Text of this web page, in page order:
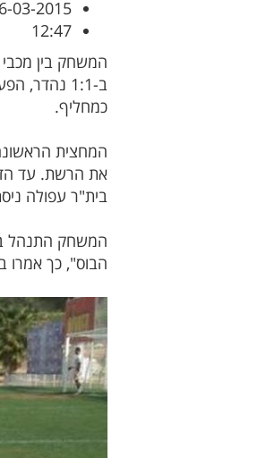
03-2015
12:47
המשחק בין
כמחליף.
המחצית
בית"ר עפולה
המשחק התנהל
הבוס", כך אמרו